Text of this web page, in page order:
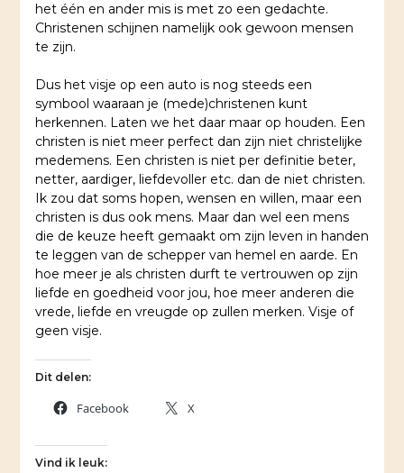
het één en ander mis is met zo een gedachte.
Christenen schijnen namelijk ook gewoon mensen
te zijn.
Dus het visje op een auto is nog steeds een
symbool waaraan je (mede)christenen kunt
herkennen. Laten we het daar maar op houden. Een
christen is niet meer perfect dan zijn niet christelijke
medemens. Een christen is niet per definitie beter,
netter, aardiger, liefdevoller etc. dan de niet christen.
Ik zou dat soms hopen, wensen en willen, maar een
christen is dus ook mens. Maar dan wel een mens
die de keuze heeft gemaakt om zijn leven in handen
te leggen van de schepper van hemel en aarde. En
hoe meer je als christen durft te vertrouwen op zijn
liefde en goedheid voor jou, hoe meer anderen die
vrede, liefde en vreugde op zullen merken. Visje of
geen visje.
Dit delen:
Facebook X
Vind ik leuk: